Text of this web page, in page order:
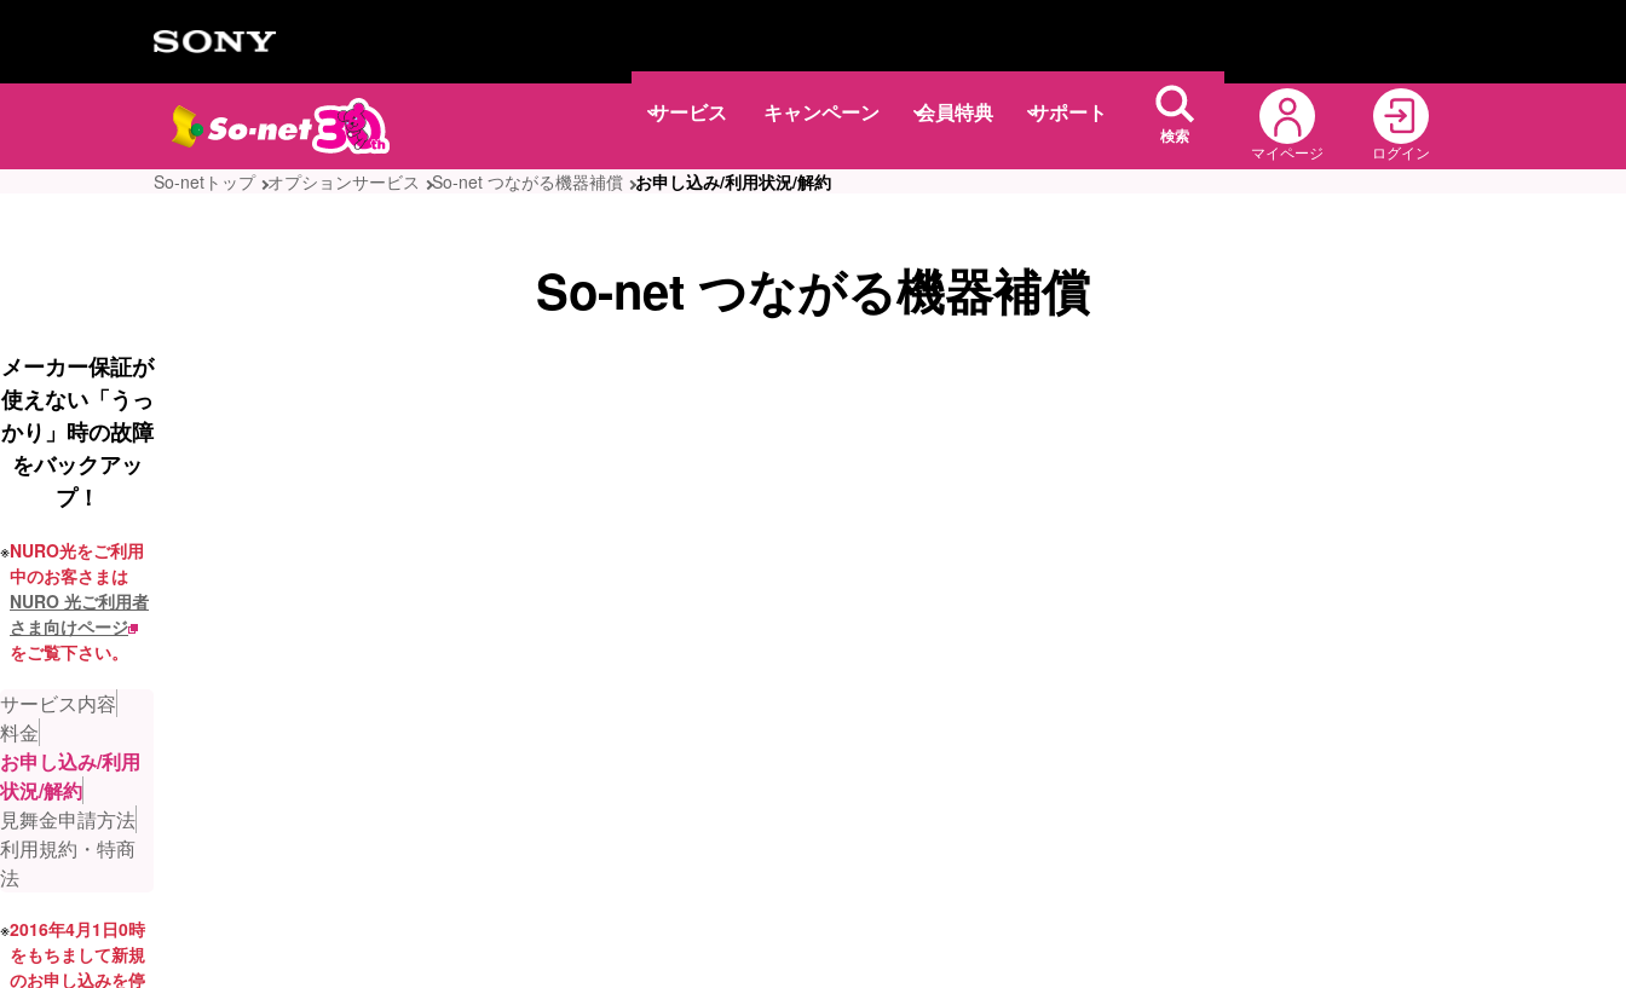
サービス キャンペーン 会員特典 サポート
検索
マイページ ログイン
So-netトップ オプションサービス So-net つながる機器補償 お申し込み/利用状況/解約
So-net つながる機器補償
メーカー保証が
使えない「うっ
かり」時の故障
をバックアッ
プ！
※NURO光をご利用
中のお客さまは
NURO 光ご利用者
さま向けページ
をご覧下さい。
サービス内容
料金
お申し込み/利用
状況/解約
見舞金申請方法
利用規約・特商
法
※2016年4月1日0時
をもちまして新規
のお申し込みを停